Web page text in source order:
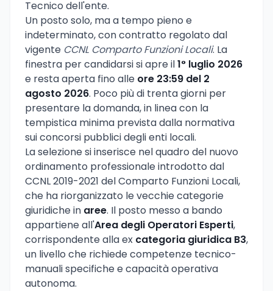
Tecnico dell'ente.
Un posto solo, ma a tempo pieno e
indeterminato, con contratto regolato dal
vigente CCNL Comparto Funzioni Locali. La
finestra per candidarsi si apre il1° luglio 2026
e resta aperta fino alle ore 23:59 del 2
agosto 2026. Poco più di trenta giorni per
presentare la domanda, in linea con la
tempistica minima prevista dalla normativa
sui concorsi pubblici degli enti locali.
La selezione si inserisce nel quadro del nuovo
ordinamento professionale introdotto dal
CCNL 2019-2021 del Comparto Funzioni Locali,
che ha riorganizzato le vecchie categorie
giuridiche in aree. Il posto messo a bando
appartiene all'Area degli Operatori Esperti,
corrispondente alla ex categoria giuridica B3,
un livello che richiede competenze tecnico-
manuali specifiche e capacità operativa
autonoma.